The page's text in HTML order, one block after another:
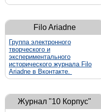
Filo Ariadne
Группа электронного
творческого и
экспериментального
исторического журнала Filo
Ariadne в Вконтакте.
Журнал "10 Корпус"